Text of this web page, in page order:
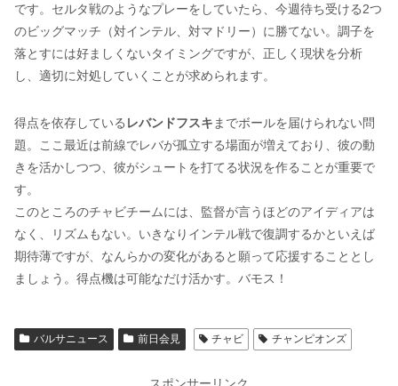
です。セルタ戦のようなプレーをしていたら、今週待ち受ける2つ
のビッグマッチ（対インテル、対マドリー）に勝てない。調子を
落とすには好ましくないタイミングですが、正しく現状を分析
し、適切に対処していくことが求められます。
得点を依存している レバンドフスキ までボールを届けられない問
題。ここ最近は前線でレバが孤立する場面が増えており、彼の動
きを活かしつつ、彼がシュートを打てる状況を作ることが重要で
す。
このところのチャビチームには、監督が言うほどのアイディアは
なく、リズムもない。いきなりインテル戦で復調するかといえば
期待薄ですが、なんらかの変化があると願って応援することとし
ましょう。得点機は可能なだけ活かす。バモス！
バルサニュース 前日会見 チャビ チャンピオンズ
スポンサーリンク